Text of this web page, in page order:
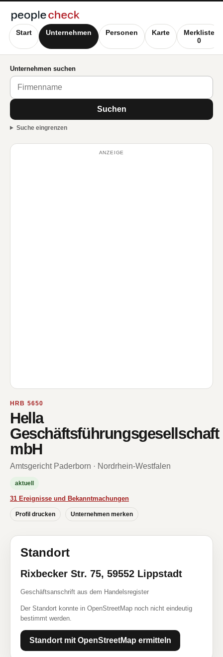
Start Unternehmen Personen Karte
Merkliste
0
Unternehmen suchen
Suchen
Suche eingrenzen
ANZEIGE
HRB 5650
Hella
Geschäftsführungsgesellschaft
mbH
Amtsgericht Paderborn · Nordrhein-Westfalen
aktuell
31 Ereignisse und Bekanntmachungen
Profil drucken Unternehmen merken
Standort
Rixbecker Str. 75, 59552 Lippstadt
Geschäftsanschrift aus dem Handelsregister
Der Standort konnte in OpenStreetMap noch nicht eindeutig
bestimmt werden.
Standort mit OpenStreetMap ermitteln